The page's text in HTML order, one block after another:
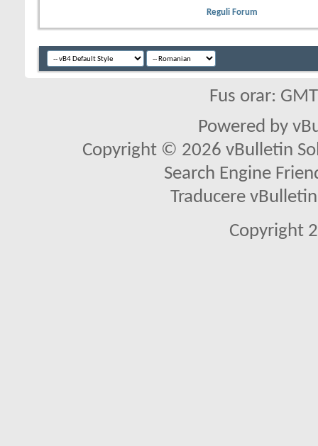
Reguli Forum
Fus orar:
Powered by
Copyright © 2026 vBulletin
Search Engine
Traducere
Copyright